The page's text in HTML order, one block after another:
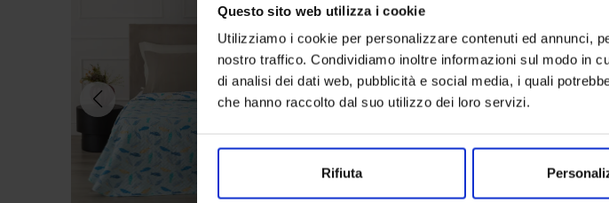
Questo sito web utilizza i cookie
Utilizziamo i cookie per personalizzare contenuti ed annunci,
nostro traffico. Condividiamo inoltre informazioni sul modo in
di analisi dei dati web, pubblicità e social media, i quali
che hanno raccolto dal suo utilizzo dei loro servizi.
Rifiuta